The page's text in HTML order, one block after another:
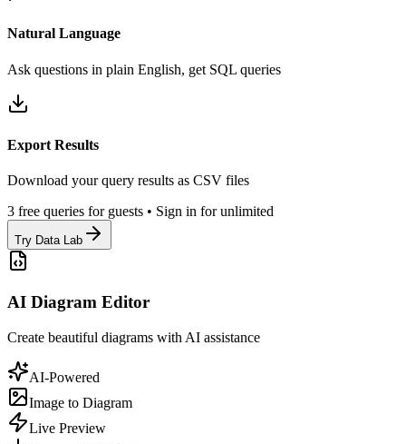
Natural Language
Ask questions in plain English, get SQL queries
Export Results
Download your query results as CSV files
3 free queries for guests • Sign in for unlimited
Try Data Lab
AI Diagram Editor
Create beautiful diagrams with AI assistance
AI-Powered
Image to Diagram
Live Preview